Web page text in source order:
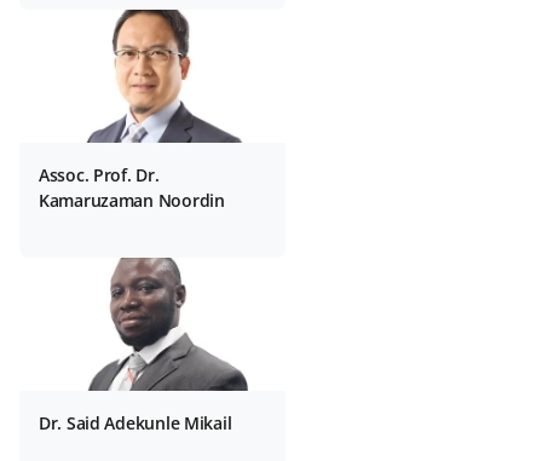
Assoc. Prof. Dr.
Kamaruzaman Noordin
Dr. Said Adekunle Mikail